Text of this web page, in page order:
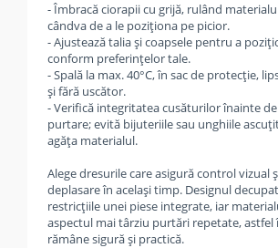
- Îmbracă ciorapii cu grijă, rulând
cândva de a le poziționa pe picior.
- Ajustează talia și coapsele pentru a
conform preferințelor tale.
- Spală la max. 40°C, în sac de protecție,
și fără uscător.
- Verifică integritatea cusăturilor înainte
purtare; evită bijuteriile sau unghiile
agăța materialul.
Alege dresurile care asigură control vizual
deplasare în același timp. Designul
restricțiile unei piese integrate, iar
aspectul mai târziu purtări repetate, astfel
rămâne sigură și practică.